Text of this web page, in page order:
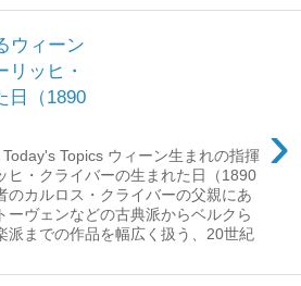
ウィーン
ッヒ・
日（1890
›
Topics ウィーン生まれの指揮
ヒ・クライバーの生まれた日（1890
のカルロス・クライバーの父親にあ
ーヴェンなどの古典派からベルクら
派までの作品を幅広く扱う、20世紀